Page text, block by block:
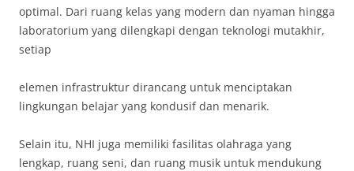
optimal. Dari ruang kelas yang modern dan nyaman hingga
laboratorium yang dilengkapi dengan teknologi mutakhir,
setiap
elemen infrastruktur dirancang untuk menciptakan
lingkungan belajar yang kondusif dan menarik.
Selain itu, NHI juga memiliki fasilitas olahraga yang
lengkap, ruang seni, dan ruang musik untuk mendukung